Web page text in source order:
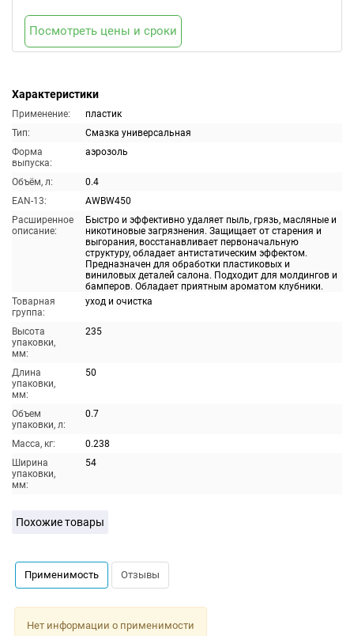
Характеристики
Применение:
пластик
Тип:
Смазка универсальная
Форма
выпуска:
аэрозоль
Объём, л:
0.4
EAN-13:
AWBW450
Расширенное
описание:
Быстро и эффективно удаляет пыль, грязь, масляные и
никотиновые загрязнения. Защищает от старения и
выгорания, восстанавливает первоначальную
структуру, обладает антистатическим эффектом.
Предназначен для обработки пластиковых и
виниловых деталей салона. Подходит для молдингов и
бамперов. Обладает приятным ароматом клубники.
Товарная
группа:
уход и очистка
Высота
упаковки,
мм:
235
Длина
упаковки,
мм:
50
Объем
упаковки, л:
0.7
Масса, кг:
0.238
Ширина
упаковки,
мм:
54
Посмотреть цены и сроки
Похожие товары
Применимость Отзывы
Нет информации о применимости